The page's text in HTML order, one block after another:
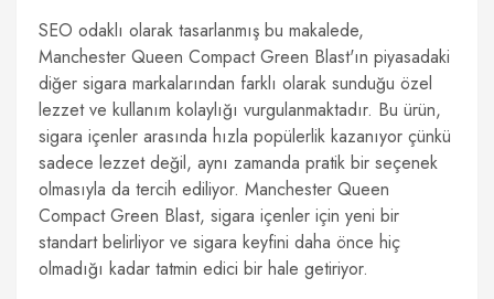
SEO odaklı olarak tasarlanmış bu makalede,
Manchester Queen Compact Green Blast'ın piyasadaki
diğer sigara markalarından farklı olarak sunduğu özel
lezzet ve kullanım kolaylığı vurgulanmaktadır. Bu ürün,
sigara içenler arasında hızla popülerlik kazanıyor çünkü
sadece lezzet değil, aynı zamanda pratik bir seçenek
olmasıyla da tercih ediliyor. Manchester Queen
Compact Green Blast, sigara içenler için yeni bir
standart belirliyor ve sigara keyfini daha önce hiç
olmadığı kadar tatmin edici bir hale getiriyor.